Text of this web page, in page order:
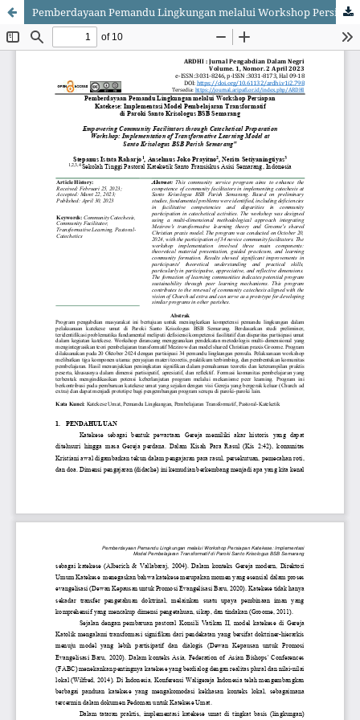
Pemberdayaan Pemandu Lingkungan melalui Workshop Persiapan Katekese: Implementasi Model Pembelajaran Transformatif di Paroki Santo Krisologus BSB Semarang